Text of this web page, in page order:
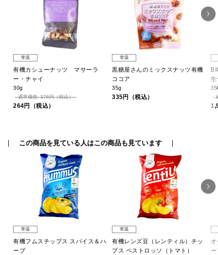
常温
有機カシューナッツ マサーラ
ー・チャイ
30g
通常価格: 376円（税込）
264円（税込）
常温
黒糖屋さんのミックスナッツ有機
ココア
35g
335円（税込）
この商品を見ている人はこの商品も見ています
常温
有機フムスチップス スパイス＆ハ
ーブ
常温
有機レンズ豆（レンティル）チッ
プス ペストロッソ（トマト）